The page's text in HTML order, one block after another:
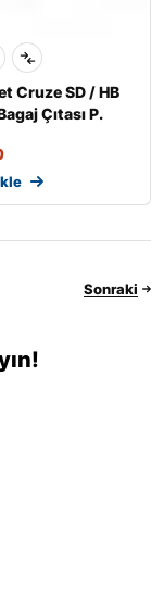
Cruze SD / HB
Çıtası P.
Sonraki